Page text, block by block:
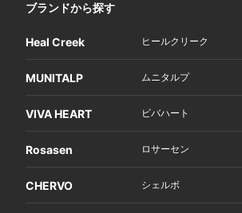
ブランドから探す
Heal Creek ヒールクリーク
MUNITALP ムニタルプ
VIVA HEART ビバハート
Rosasen ロサーセン
CHERVO シェルボ